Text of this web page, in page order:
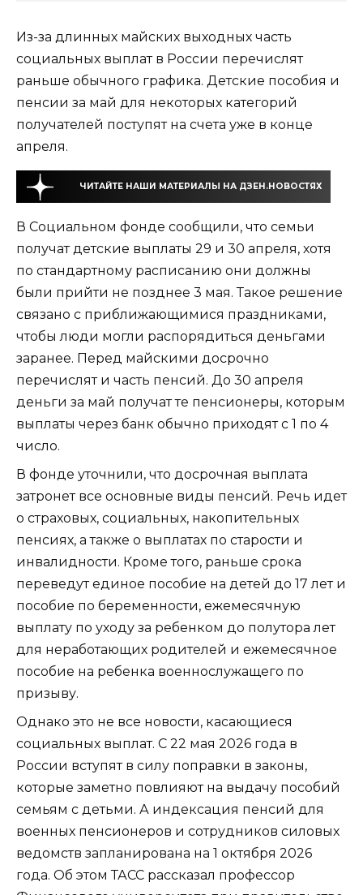
Из-за длинных майских выходных часть
социальных выплат в России перечислят
раньше обычного графика. Детские пособия и
пенсии за май для некоторых категорий
получателей поступят на счета уже в конце
апреля.
ЧИТАЙТЕ НАШИ МАТЕРИАЛЫ НА ДЗЕН.НОВОСТЯХ
В Социальном фонде сообщили, что семьи
получат детские выплаты 29 и 30 апреля, хотя
по стандартному расписанию они должны
были прийти не позднее 3 мая. Такое решение
связано с приближающимися праздниками,
чтобы люди могли распорядиться деньгами
заранее. Перед майскими досрочно
перечислят и часть пенсий. До 30 апреля
деньги за май получат те пенсионеры, которым
выплаты через банк обычно приходят с 1 по 4
число.
В фонде уточнили, что досрочная выплата
затронет все основные виды пенсий. Речь идет
о страховых, социальных, накопительных
пенсиях, а также о выплатах по старости и
инвалидности. Кроме того, раньше срока
переведут единое пособие на детей до 17 лет и
пособие по беременности, ежемесячную
выплату по уходу за ребенком до полутора лет
для неработающих родителей и ежемесячное
пособие на ребенка военнослужащего по
призыву.
Однако это не все новости, касающиеся
социальных выплат. С 22 мая 2026 года в
России вступят в силу поправки в законы,
которые заметно повлияют на выдачу пособий
семьям с детьми. А индексация пенсий для
военных пенсионеров и сотрудников силовых
ведомств запланирована на 1 октября 2026
года. Об этом ТАСС рассказал профессор